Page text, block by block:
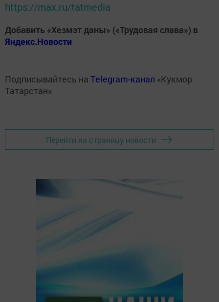
https://max.ru/tatmedia
Добавить «Хезмэт даны» («Трудовая слава») в
Яндекс.Новости
Подписывайтесь на Telegram-канал «Кукмор
Татарстан»
Перейти на страницу новости